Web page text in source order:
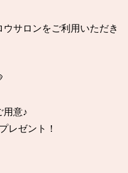
サロンをご利用いただき
用意♪
レゼント！